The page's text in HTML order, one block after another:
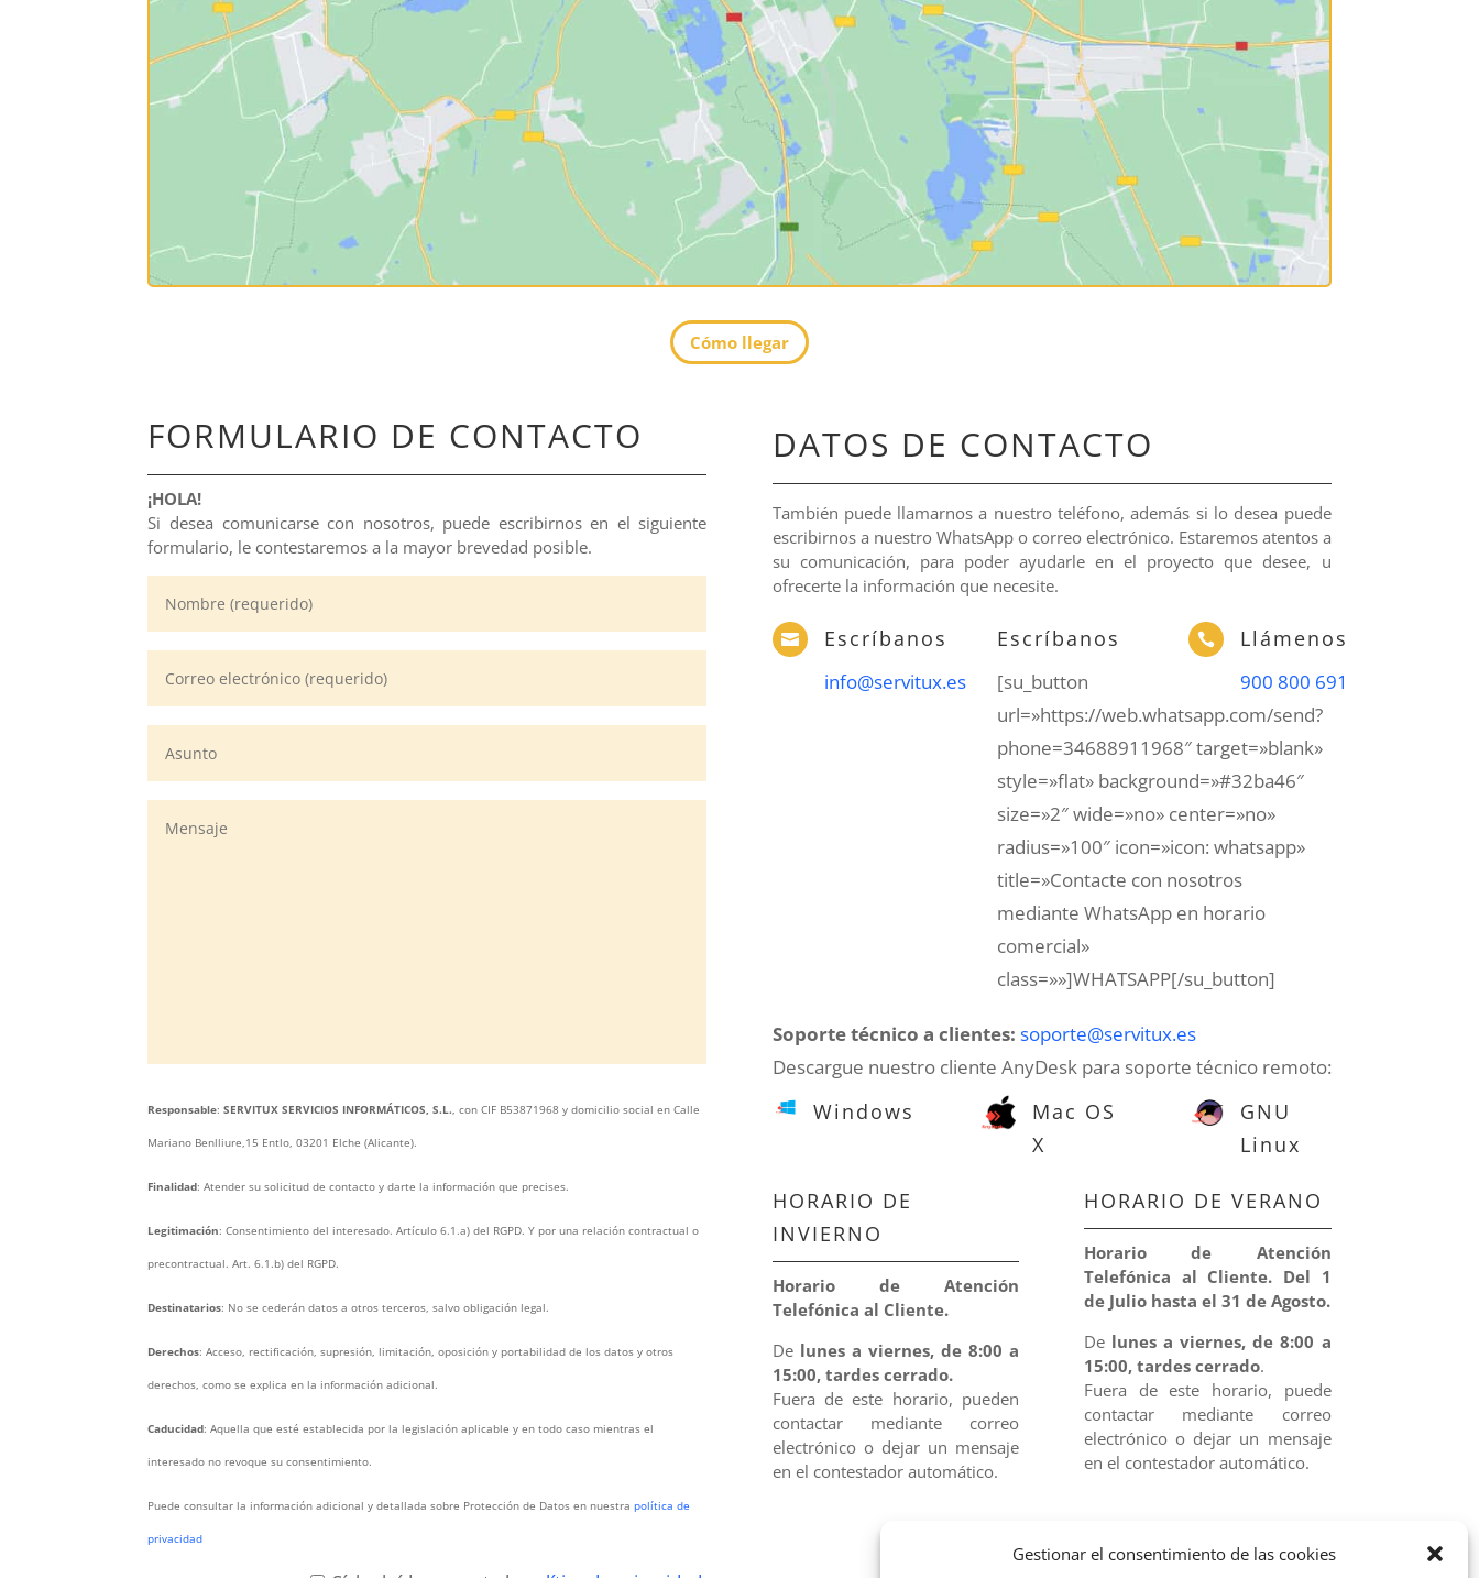
Gestionar el consentimiento de las cookies
Cómo llegar
FORMULARIO DE CONTACTO
¡HOLA!
Si desea comunicarse con nosotros, puede escribirnos en el siguiente
formulario, le contestaremos a la mayor brevedad posible.
Responsable:SERVITUX SERVICIOS INFORMÁTICOS, S.L. , con CIF B53871968 y domicilio social en Calle
Mariano Benlliure,15 Entlo, 03201 Elche (Alicante).
Finalidad: Atender su solicitud de contacto y darte la información que precises.
Legitimación: Consentimiento del interesado. Artículo 6.1.a) del RGPD. Y por una relación contractual o
precontractual. Art. 6.1.b) del RGPD.
Destinatarios: No se cederán datos a otros terceros, salvo obligación legal.
Derechos: Acceso, rectificación, supresión, limitación, oposición y portabilidad de los datos y otros
derechos, como se explica en la información adicional.
Caducidad: Aquella que esté establecida por la legislación aplicable y en todo caso mientras el
interesado no revoque su consentimiento.
Puede consultar la información adicional y detallada sobre Protección de Datos en nuestrapolítica de
privacidad
DATOS DE CONTACTO
También puede llamarnos a nuestro teléfono, además si lo desea puede
escribirnos a nuestro WhatsApp o correo electrónico. Estaremos atentos a
su comunicación, para poder ayudarle en el proyecto que desee, u
ofrecerte la información que necesite.
 Escríbanos
info@servitux.es
Escríbanos
[su_button
url=»https://web.whatsapp.com/send?
phone=34688911968″ target=»blank»
style=»flat» background=»#32ba46″
size=»2″ wide=»no» center=»no»
radius=»100″ icon=»icon: whatsapp»
title=»Contacte con nosotros
mediante WhatsApp en horario
comercial»
class=»»]WHATSAPP[/su_button]
 Llámenos
900 800 691
Soporte técnico a clientes: soporte@servitux.es
Descargue nuestro cliente AnyDesk para soporte técnico remoto:
Windows
Mac OS
X
GNU
Linux
HORARIO DE
INVIERNO
Horario de Atención
Telefónica al Cliente.
De lunes a viernes, de 8:00 a
15:00, tardes cerrado.
Fuera de este horario, pueden
contactar mediante correo
electrónico o dejar un mensaje
en el contestador automático.
HORARIO DE VERANO
Horario de Atención
Telefónica al Cliente. Del 1
de Julio hasta el 31 de Agosto.
De lunes a viernes, de 8:00 a
15:00, tardes cerrado.
Fuera de este horario, puede
contactar mediante correo
electrónico o dejar un mensaje
en el contestador automático.